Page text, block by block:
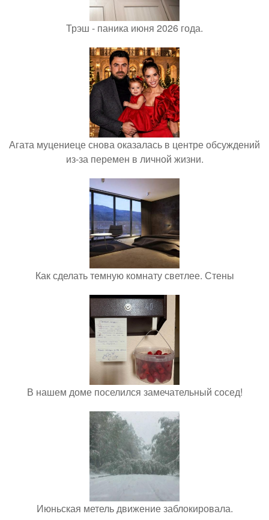
Трэш - паника июня 2026 года.
Агата муцениеце снова оказалась в центре обсуждений
из-за перемен в личной жизни.
Как сделать темную комнату светлее. Стены
В нашем доме поселился замечательный сосед!
Июньская метель движение заблокировала.